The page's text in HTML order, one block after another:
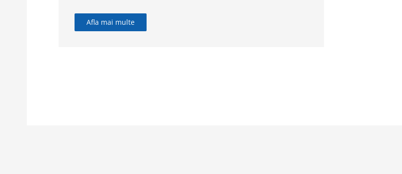
grădiniței este afișată în camera de securitate și poate fi vizualizată
de la distanță prin intermediul aplicației DMSS. Este o soluție sigură
și eficientă pentru fiecare grădiniță din lume!
Afla mai multe